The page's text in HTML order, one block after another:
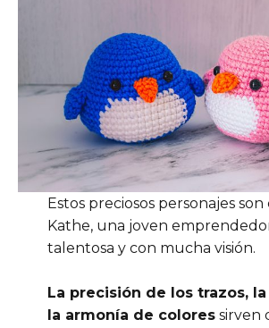
Estos preciosos personajes
Kathe, una joven
talentosa y con mucha visión.
La precisión de los trazos,
la armonía de coloressirven